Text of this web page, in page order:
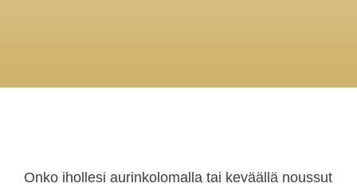
Onko ihollesi aurinkolomalla tai keväällä noussut